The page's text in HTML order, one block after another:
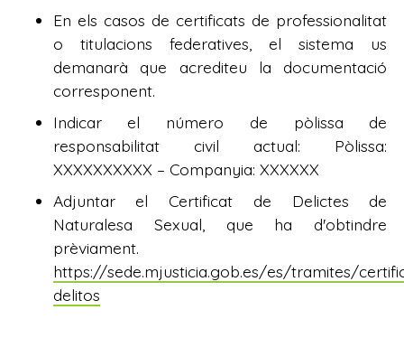
En els casos de certificats de professionalitat
o titulacions federatives, el sistema us
demanarà que acrediteu la documentació
corresponent.
Indicar el número de pòlissa de
responsabilitat civil actual: Pòlissa:
XXXXXXXXXX – Companyia: XXXXXX
Adjuntar el Certificat de Delictes de
Naturalesa Sexual, que ha d'obtindre
prèviament.
https://sede.mjusticia.gob.es/es/tramites/
delitos